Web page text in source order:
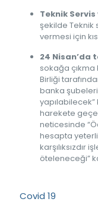
Teknik
şekilde Teknik
vermesi için
24 Nisan’da
sokağa çıkma
Birliği
banka
yapılabilecek”
harekete
neticesinde
hesapta
karşılıksızdır
öteleneceği”
Covid 19